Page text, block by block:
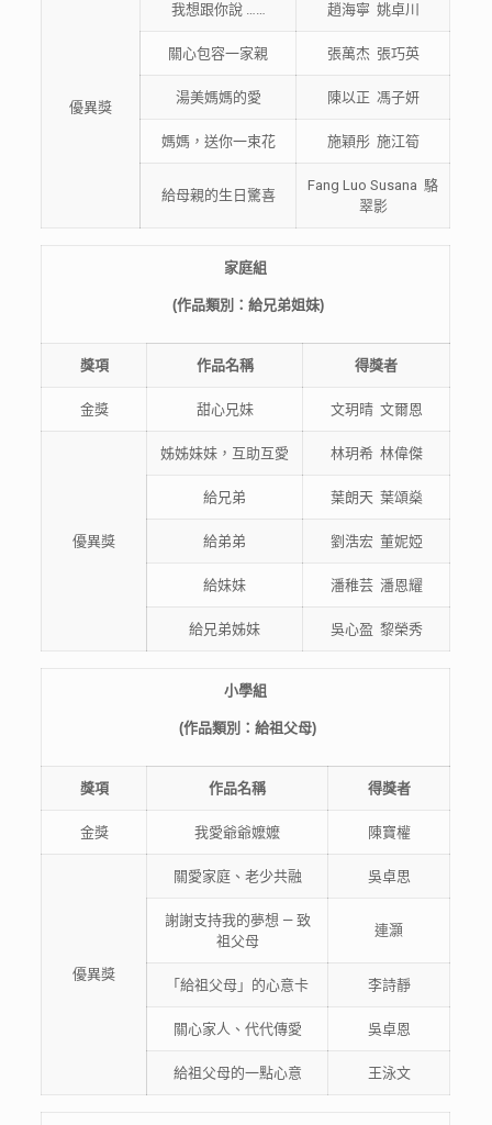
優異獎
我想跟你說 …… 趙海寧 姚卓川
關心包容一家親 張萬杰 張巧英
湯美媽媽的愛 陳以正 馮子妍
媽媽，送你一束花 施穎彤 施江筍
給母親的生日驚喜
Fang Luo Susana 駱
翠影
家庭組
(作品類別：給兄弟姐妹)
獎項 作品名稱 得獎者
金獎 甜心兄妹 文玥晴 文爾恩
優異獎
姊姊妹妹，互助互愛 林玥希 林偉傑
給兄弟 葉朗天 葉頌燊
給弟弟 劉浩宏 董妮婭
給妹妹 潘稚芸 潘恩耀
給兄弟姊妹 吳心盈 黎榮秀
小學組
(作品類別：給祖父母)
獎項 作品名稱 得獎者
金獎 我愛爺爺嬤嬤 陳寶權
優異獎
關愛家庭、老少共融 吳卓思
謝謝支持我的夢想 — 致
祖父母
連灝
「給祖父母」的心意卡 李詩靜
關心家人、代代傳愛 吳卓恩
給祖父母的一點心意 王泳文